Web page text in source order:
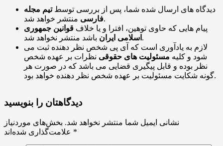
دیدگاه های ارسال شده شما، پس از بررسی توسطتیم مجله
فارسیمنتشر خواهد شد.
پیام هایی که حاوی توهین، افترا و یا خلاف قوانین جمهوری
اسلامی ایران باشد منتشر نخواهد شد.
لازم به یادآوری است که آی پی شخص نظر دهنده ثبت می
شود و کلیه مسئولیت های حقوقی نظرات بر عهده شخص
نظر بوده و قابل پیگیری قضایی می باشد که در صورت هر
گونه شکایت مسئولیت بر عهده شخص نظر دهنده خواهد بود.
دیدگاهتان را بنویسید
نشانی ایمیل شما منتشر نخواهد شد. بخش‌های موردنیاز
*